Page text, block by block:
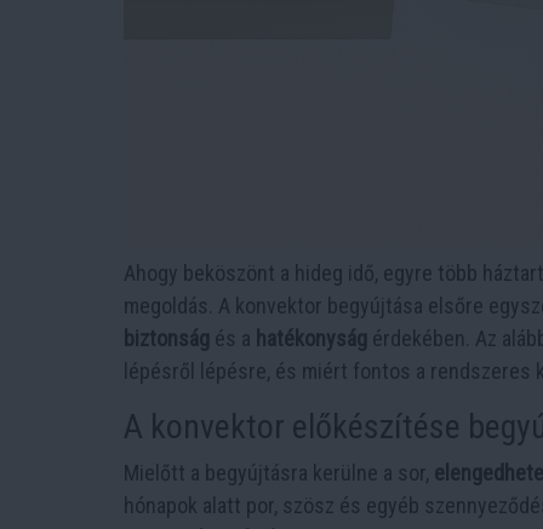
Ahogy beköszönt a hideg idő, egyre több
megoldás. A konvektor begyújtása elsőre
biztonság és a hatékonyság érdekében. Az
lépésről lépésre, és miért fontos a rendszeres
A konvektor előkészítése
Mielőtt a begyújtásra kerülne a sor,
hónapok alatt por, szösz és egyéb